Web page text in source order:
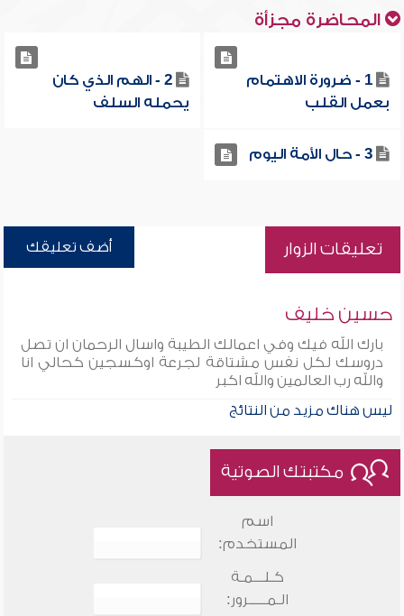
المحاضرة مجزأة
1 - ضرورة الاهتمام
بعمل القلب
2 - الهم الذي كان
يحمله السلف
3 - حال الأمة اليوم
تعليقات الزوار أضف تعليقك
حسين خليف
بارك الله فيك وفي اعمالك الطيبة واسال الرحمان ان تصل
دروسك لكل نفس مشتاقة لجرعة اوكسجين كحالي انا
والله رب العالمين والله اكبر
ليس هناك مزيد من النتائج
مكتبتك الصوتية
اسم
المستخدم:
كـلـــمـة
الـمـــــرور: